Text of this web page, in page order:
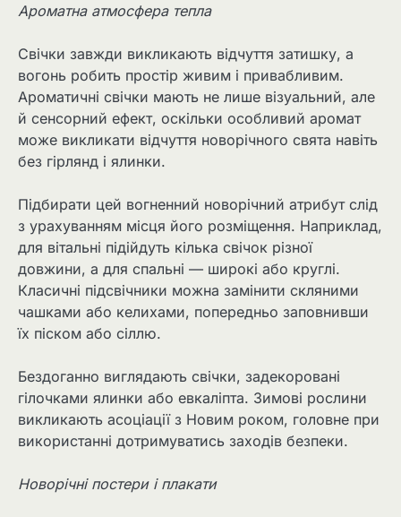
Ароматна атмосфера тепла
Свічки завжди викликають відчуття затишку, а
вогонь робить простір живим і привабливим.
Ароматичні свічки мають не лише візуальний, але
й сенсорний ефект, оскільки особливий аромат
може викликати відчуття новорічного свята навіть
без гірлянд і ялинки.
Підбирати цей вогненний новорічний атрибут слід
з урахуванням місця його розміщення. Наприклад,
для вітальні підійдуть кілька свічок різної
довжини, а для спальні — широкі або круглі.
Класичні підсвічники можна замінити скляними
чашками або келихами, попередньо заповнивши
їх піском або сіллю.
Бездоганно виглядають свічки, задекоровані
гілочками ялинки або евкаліпта. Зимові рослини
викликають асоціації з Новим роком, головне при
використанні дотримуватись заходів безпеки.
Новорічні постери і плакати